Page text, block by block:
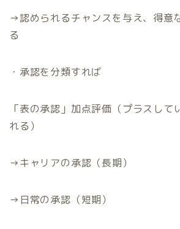
→認められるチャンスを与え、得意
る
・承認を分類すれば
「表の承認」加点評価（プラスして
れる）
→キャリアの承認（長期）
→ 日常の承認（短期）